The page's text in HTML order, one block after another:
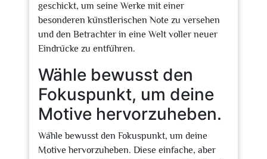
geschickt, um seine Werke mit einer
besonderen künstlerischen Note zu versehen
und den Betrachter in eine Welt voller neuer
Eindrücke zu entführen.
Wähle bewusst den
Fokuspunkt, um deine
Motive hervorzuheben.
Wähle bewusst den Fokuspunkt, um deine
Motive hervorzuheben. Diese einfache, aber